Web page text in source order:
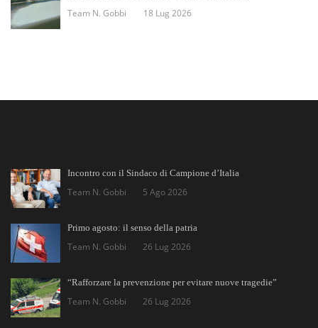
Team N. Gobbi 18 Lug 2026
Incontro con il Sindaco di Campione d’Italia
Team N. Gobbi 5 Ago 2026
Primo agosto: il senso della patria
Team N. Gobbi 26 Lug 2026
“Rafforzare la prevenzione per evitare nuove tragedie”
Team N. Gobbi 26 Lug 2026